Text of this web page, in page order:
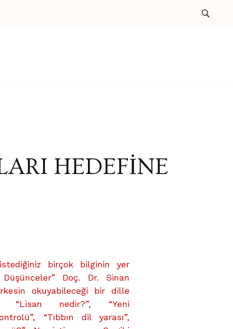
HEDEFİNE
birçok bilginin yer
Doç. Dr. Sinan
okuyabileceği bir dille
“Lisan nedir?”, “Yeni
“Tıbbın dil yarası”,